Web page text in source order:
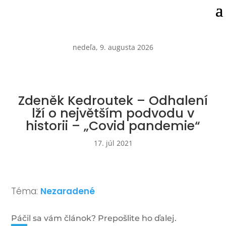
nedeľa, 9. augusta 2026
Zdeněk Kedroutek – Odhalení
lží o největším podvodu v
historii – „Covid pandemie“
17. júl 2021
Téma: Nezaradené
Páčil sa vám článok? Prepošlite ho ďalej.